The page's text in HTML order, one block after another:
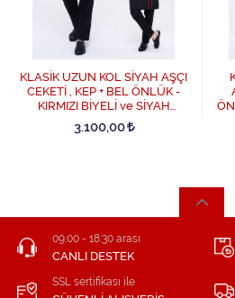
KLASİK UZUN KOL SİYAH AŞÇI
CEKETİ , KEP + BEL ÖNLÜK -
KIRMIZI BİYELİ ve SİYAH
PANTOLON DÖRTLÜ SET -
KırmızıBiye-Siyah
3.100,00
09:00 - 18:30 arası
CANLI DESTEK
SSL sertifikası ile